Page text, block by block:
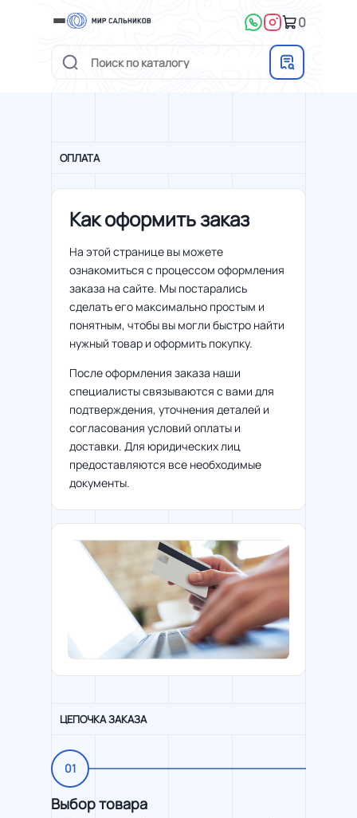
0
ОПЛАТА
Как оформить заказ
На этой странице вы можете
ознакомиться с процессом оформления
заказа на сайте. Мы постарались
сделать его максимально простым и
понятным, чтобы вы могли быстро найти
нужный товар и оформить покупку.
После оформления заказа наши
специалисты связываются с вами для
подтверждения, уточнения деталей и
согласования условий оплаты и
доставки. Для юридических лиц
предоставляются все необходимые
документы.
ЦЕПОЧКА ЗАКАЗА
01
Выбор товара